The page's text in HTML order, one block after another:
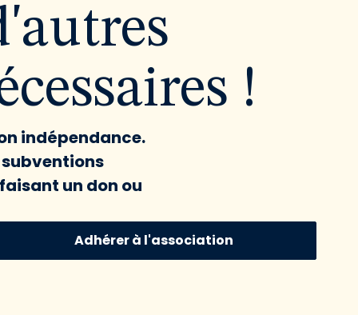
!
indépendance.
un don ou
Adhérer à l'association